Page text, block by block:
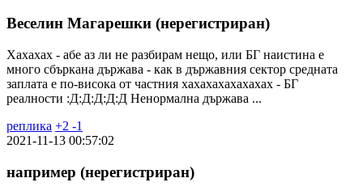
Веселин Магарешки (нерегистриран)
Хахахах - абе аз ли не разбирам нещо, или БГ наистина е
много сбъркана държава - как в държавния сектор средната
заплата е по-висока от частния хахахахахахахах - БГ
реалности :Д:Д:Д:Д:Д Ненормална държава ...
реплика +2 -1
2021-11-13 00:57:02
например (нерегистриран)